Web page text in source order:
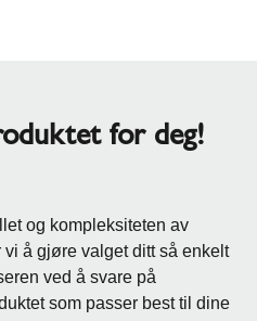
for deg!
og kompleksiteten av
å gjøre valget ditt så enkelt
ved å svare på
som passer best til dine